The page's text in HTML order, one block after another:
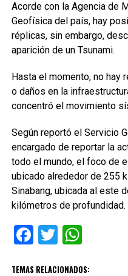
Acorde con la Agencia de
Geofísica del país, hay
réplicas, sin embargo,
aparición de un Tsunami.
Hasta el momento, no hay
o daños en la
concentró el movimiento
Según reportó el Servicio
encargado de reportar la
todo el mundo, el foco de
ubicado alrededor de 255
Sinabang, ubicada al este
kilómetros de profundidad.
Facebook
Twitter
TEMAS RELACIONADOS: